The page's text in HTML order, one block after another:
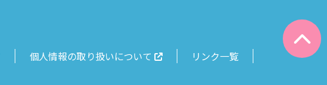
個人情報の取り扱いについて リンク一覧